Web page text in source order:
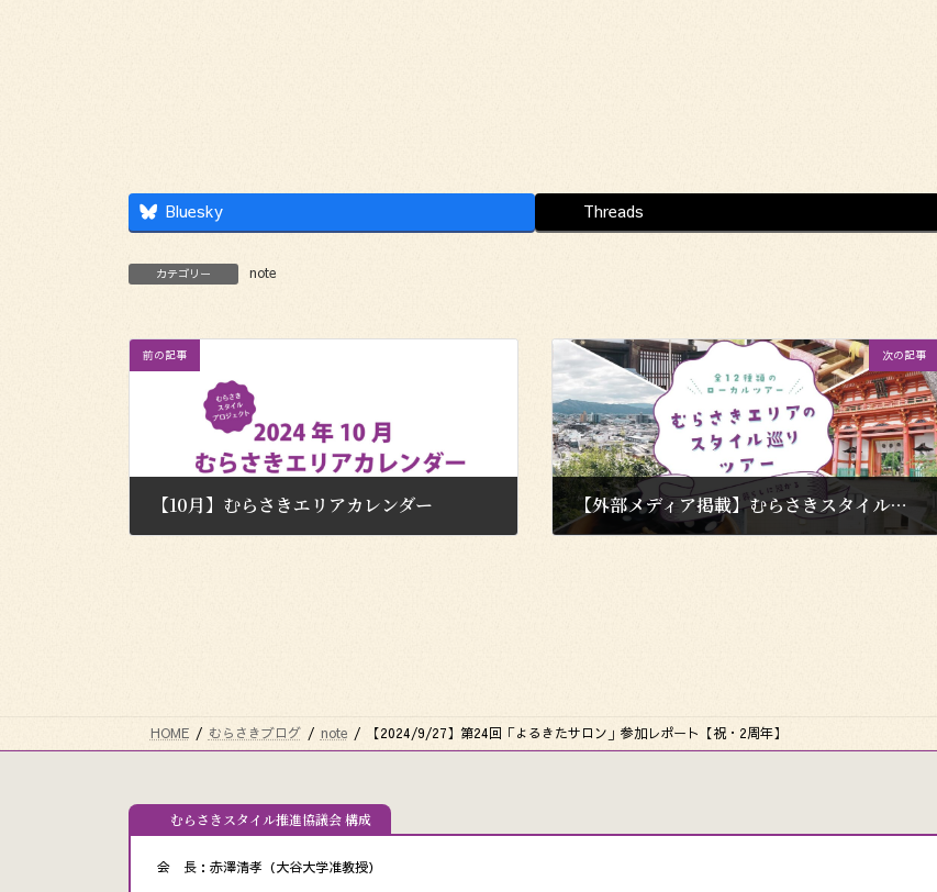
Bluesky Threads
カテゴリー note
前の記事
【10月】むらさきエリアカレンダー
次の記事
【外部メディア掲載】むらさきスタイルセミナーツアーを京都観光Navi様に掲載いただきました。
HOME むらさきブログ note 【2024/9/27】第24回「よるきたサロン」参加レポート【祝・2周年】
むらさきスタイル推進協議会 構成
会 長：赤澤清孝（大谷大学准教授）